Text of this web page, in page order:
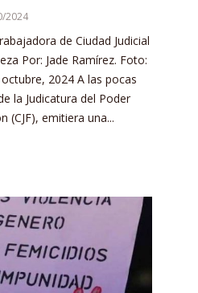
2024
de Ciudad Judicial
Por: Jade Ramírez. Foto:
2024 A las pocas
la Judicatura del Poder
(CJF), emitiera una...